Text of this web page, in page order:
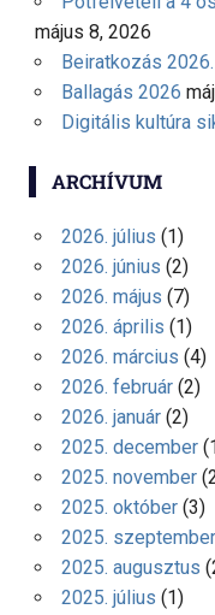
május 8, 2026
Beiratkozás 2026.
Ballagás 2026
Digitális kultúra
ARCHÍVUM
2026. július (1)
2026. június (2)
2026. május (7)
2026. április (1)
2026. március (4)
2026. február(2)
2026. január(2)
2025. december
2025. november
2025. október(3)
2025. szeptember
2025. augusztus
2025. július (1)